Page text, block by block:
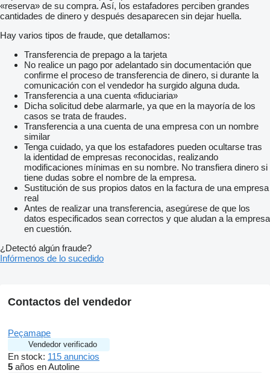
«reserva» de su compra. Así, los estafadores perciben grandes
cantidades de dinero y después desaparecen sin dejar huella.
Hay varios tipos de fraude, que detallamos:
Transferencia de prepago a la tarjeta
No realice un pago por adelantado sin documentación que
confirme el proceso de transferencia de dinero, si durante la
comunicación con el vendedor ha surgido alguna duda.
Transferencia a una cuenta «fiduciaria»
Dicha solicitud debe alarmarle, ya que en la mayoría de los
casos se trata de fraudes.
Transferencia a una cuenta de una empresa con un nombre
similar
Tenga cuidado, ya que los estafadores pueden ocultarse tras
la identidad de empresas reconocidas, realizando
modificaciones mínimas en su nombre. No transfiera dinero si
tiene dudas sobre el nombre de la empresa.
Sustitución de sus propios datos en la factura de una empresa
real
Antes de realizar una transferencia, asegúrese de que los
datos especificados sean correctos y que aludan a la empresa
en cuestión.
¿Detectó algún fraude?
Infórmenos de lo sucedido
Contactos del vendedor
Peçamape
Vendedor verificado
En stock: 115 anuncios
5 años en Autoline